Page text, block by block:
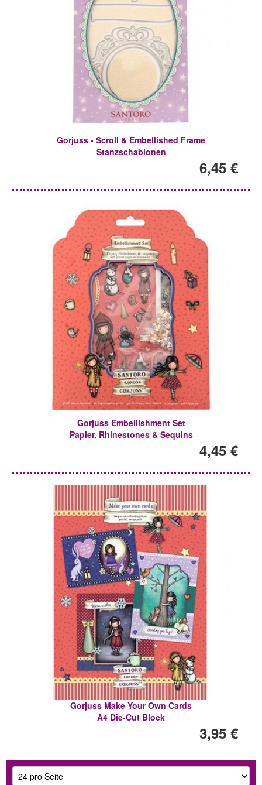
Gorjuss - Scroll & Embellished Frame
Stanzschablonen
6,45 €
Gorjuss Embellishment Set
Papier, Rhinestones & Sequins
4,45 €
Gorjuss Make Your Own Cards
A4 Die-Cut Block
3,95 €